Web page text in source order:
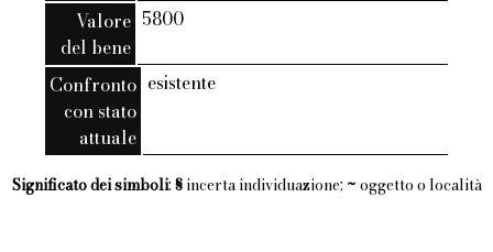
Valore
del bene
5800
Confronto
con stato
attuale
esistente
Significato dei simboli: §incerta individuazione; ~ oggetto o località